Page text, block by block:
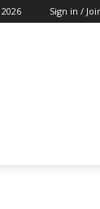
Sign in /